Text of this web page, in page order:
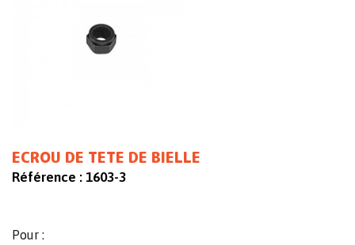
ECROU DE TETE DE BIELLE
Référence : 1603-3
Pour :